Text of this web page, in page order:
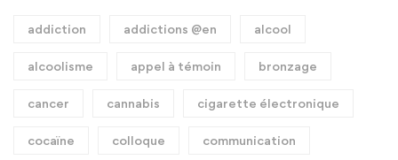
addiction addictions @en alcool
alcoolisme appel à témoin bronzage
cancer cannabis cigarette électronique
cocaïne colloque communication